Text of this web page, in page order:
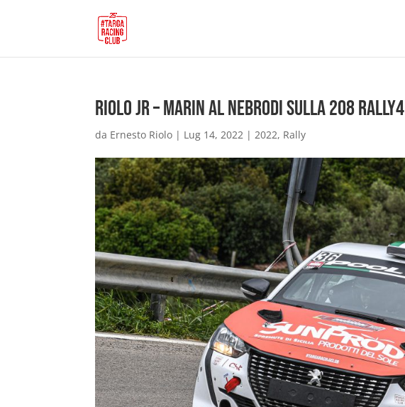
Riolo Jr – Marin al Nebrodi sulla 208 Rally4
da Ernesto Riolo | Lug 14, 2022 |2022, Rally